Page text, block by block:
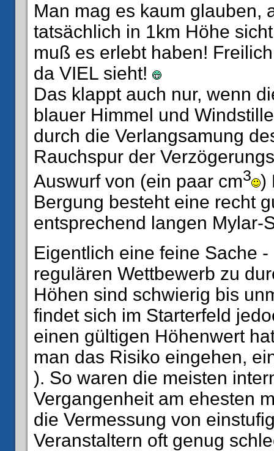
Man mag es kaum glauben,
tatsächlich in 1km Höhe
muß es erlebt haben!
da VIEL sieht!
Das klappt auch nur, wenn
blauer Himmel und
durch die Verlangsamung
Rauchspur der
Auswurf von (ein paar cm3 )
Bergung besteht eine recht
entsprechend langen Mylar-
Eigentlich eine feine Sache
regulären Wettbewerb zu
Höhen sind schwierig bis
findet sich im Starterfeld
einen gültigen Höhenwert
man das Risiko eingehen,
). So waren die meisten
Vergangenheit am ehesten
die Vermessung von
Veranstaltern oft genug